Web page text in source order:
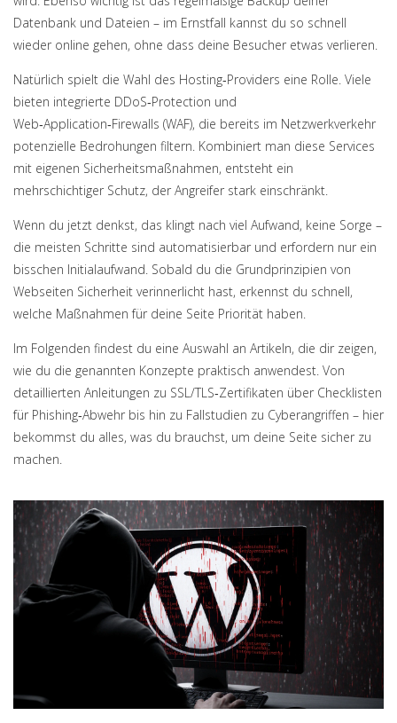
Datenbank und Dateien – im Ernstfall kannst du so schnell
wieder online gehen, ohne dass deine Besucher etwas verlieren.
Natürlich spielt die Wahl des Hosting‑Providers eine Rolle. Viele
bieten integrierte DDoS‑Protection und
Web‑Application‑Firewalls (WAF), die bereits im Netzwerkverkehr
potenzielle Bedrohungen filtern. Kombiniert man diese Services
mit eigenen Sicherheitsmaßnahmen, entsteht ein
mehrschichtiger Schutz, der Angreifer stark einschränkt.
Wenn du jetzt denkst, das klingt nach viel Aufwand, keine Sorge –
die meisten Schritte sind automatisierbar und erfordern nur ein
bisschen Initialaufwand. Sobald du die Grundprinzipien von
Webseiten Sicherheit verinnerlicht hast, erkennst du schnell,
welche Maßnahmen für deine Seite Priorität haben.
Im Folgenden findest du eine Auswahl an Artikeln, die dir zeigen,
wie du die genannten Konzepte praktisch anwendest. Von
detaillierten Anleitungen zu SSL/TLS‑Zertifikaten über Checklisten
für Phishing‑Abwehr bis hin zu Fallstudien zu Cyberangriffen – hier
bekommst du alles, was du brauchst, um deine Seite sicher zu
machen.